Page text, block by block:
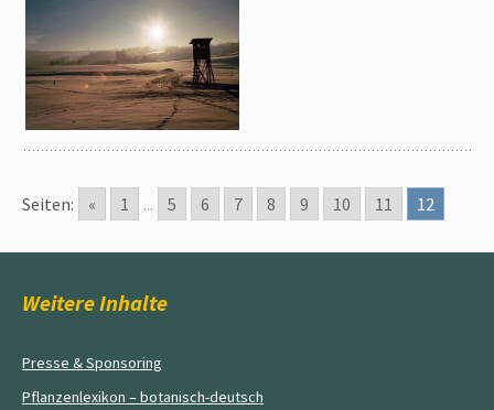
Seiten: « 1 ... 5 6 7 8 9 10 11 12
Weitere Inhalte
Presse & Sponsoring
Pflanzenlexikon – botanisch-deutsch